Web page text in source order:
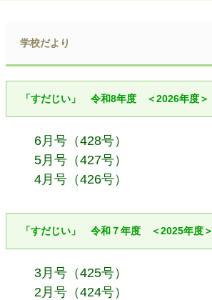
学校だより
「すだじい」 令和8年度 ＜2026年度＞
6月号（428号）
5月号（427号）
4月号（426号）
「すだじい」 令和７年度 ＜2025年度＞
3月号（425号）
2月号（424号）